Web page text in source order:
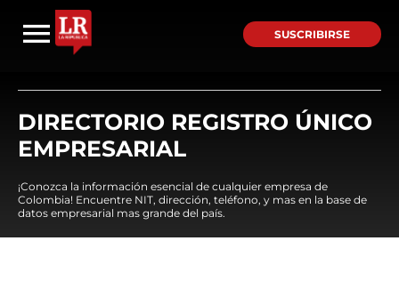
SUSCRIBIRSE
DIRECTORIO REGISTRO ÚNICO
EMPRESARIAL
¡Conozca la información esencial de cualquier empresa de
Colombia! Encuentre NIT, dirección, teléfono, y mas en la base de
datos empresarial mas grande del país.